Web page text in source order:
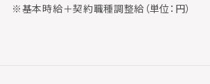
※基本時給＋契約職種調整給（単位：円）